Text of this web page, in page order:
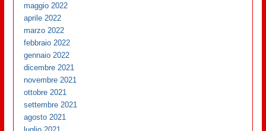
maggio 2022
aprile 2022
marzo 2022
febbraio 2022
gennaio 2022
dicembre 2021
novembre 2021
ottobre 2021
settembre 2021
agosto 2021